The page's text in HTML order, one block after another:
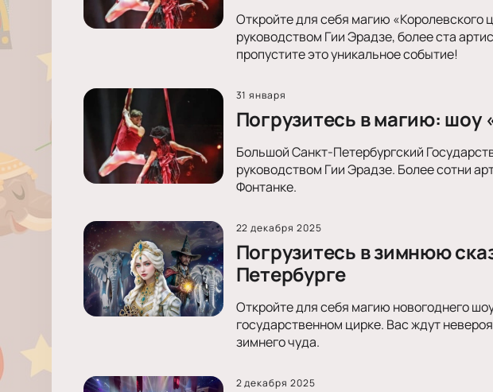
Откройте для себя магию
руководством Гии Эрадзе, более ста
пропустите это уникальное событие!
31 января
Погрузитесь в магию: шоу
Большой Санкт-Петербургский
руководством Гии Эрадзе. Более сотни
Фонтанке.
22 декабря 2025
Погрузитесь в зимнюю
Петербурге
Откройте для себя магию новогоднего
государственном цирке. Вас ждут
зимнего чуда.
2 декабря 2025